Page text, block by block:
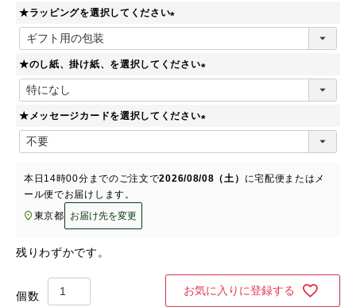
★ラッピングを選択してください
必
須
)
★のし紙、掛け紙、を選択してください
必
須
)
★メッセージカードを選択してください
必
)
本日 14時00分 までのご注文で2026/08/08（土） に宅配便またはメ
ール便でお届けします。
東京都
お届け先を変更
残りわずかです。
お気に入りに登録する